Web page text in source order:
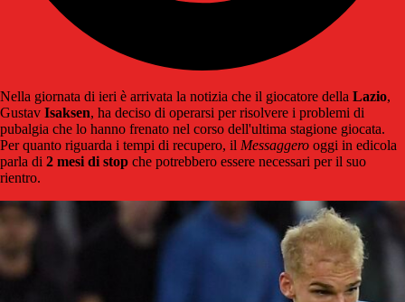
Nella giornata di ieri è arrivata la notizia che il giocatore della Lazio,
Gustav Isaksen, ha deciso di operarsi per risolvere i problemi di
pubalgia che lo hanno frenato nel corso dell'ultima stagione giocata.
Per quanto riguarda i tempi di recupero, il Messaggero oggi in edicola
parla di 2 mesi di stop che potrebbero essere necessari per il suo
rientro.